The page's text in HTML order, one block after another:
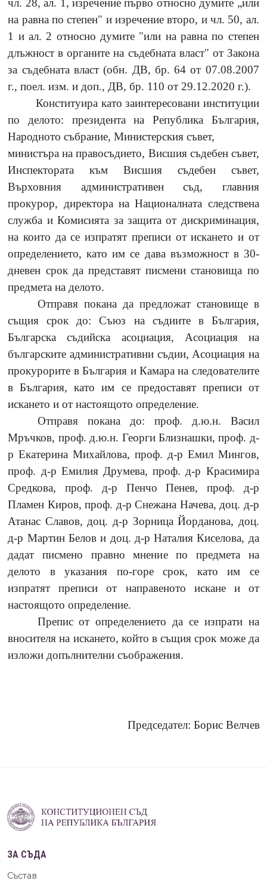
чл. 28, ал. 1, изречение първо относно думите „или
на равна по степен" и изречение второ, и чл. 50, ал.
1 и ал. 2 относно думите "или на равна по степен
длъжност в органите на съдебната власт" от Закона
за съдебната власт (обн. ДВ, бр. 64 от 07.08.2007
г.,поел. изм.и доп., ДВ, бр. 110 от 29.12.2020г.).
Конституира като заинтересовани институции
по делото: президента на Република България,
Народното събрание, Министерския съвет,
министъра на правосъдието, Висшия съдебен съвет,
Инспектората към Висшия съдебен съвет,
Върховния административен съд, главния
прокурор, директора на Националната следствена
служба и Комисията за защита от дискриминация,
на които да се изпратят преписи от искането и от
определението, като им се дава възможност в 30-
дневен срок да представят писмени становища по
предмета на делото.
Отправя покана да предложат становище в
същия срок до: Съюз на съдиите в България,
Българска съдийска асоциация, Асоциация на
българските административни съдии, Асоциация на
прокурорите в България и Камара на следователите
в България, като им се предоставят преписи от
искането и от настоящото определение.
Отправя покана до: проф. д.ю.н. Васил
Мръчков, проф. д.ю.н. Георги Близнашки, проф. д-
р Екатерина Михайлова, проф. д-р Емил Мингов,
проф. д-р Емилия Друмева, проф. д-р Красимира
Средкова, проф. д-р Пенчо Пенев, проф. д-р
Пламен Киров, проф. д-р Снежана Начева, доц. д-р
Атанас Славов, доц. д-р Зорница Йорданова, доц.
д-р Мартин Белов и доц. д-р Наталия Киселова, да
дадат писмено правно мнение по предмета на
делото в указания по-горе срок, като им се
изпратят преписи от направеното искане и от
настоящото определение.
Препис от определението да се изпрати на
вносителя на искането, който в същия срок може да
изложи допълнителни съображения.
Председател: Борис Велчев
ЗА СЪДА
Състав